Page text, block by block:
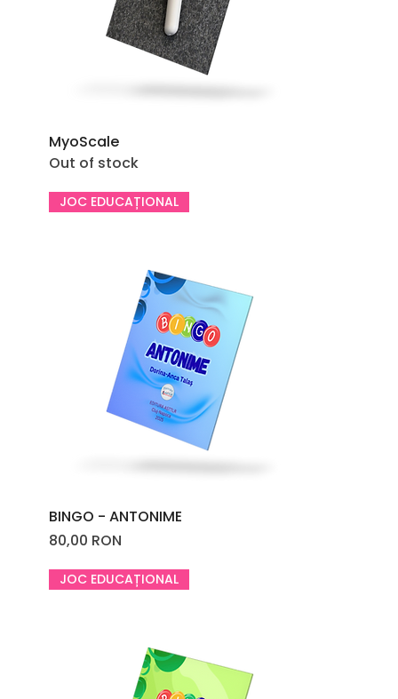
MyoScale
Out of stock
JOC EDUCAȚIONAL
BINGO - ANTONIME
Price
80,00 RON
JOC EDUCAȚIONAL